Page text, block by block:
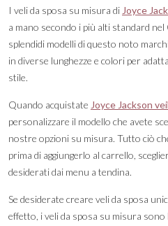
I veli da sposa su misura di Joyce
a mano secondo i più alti standard
splendidi modelli di questo noto
in diverse lunghezze e colori per
stile.
Quando acquistate Joyce Jackson
personalizzare il modello che avete
nostre opzioni su misura. Tutto ciò
prima di aggiungerlo al carrello,
desiderati dai menu a tendina.
Se desiderate creare veli da sposa
effetto, i veli da sposa su misura